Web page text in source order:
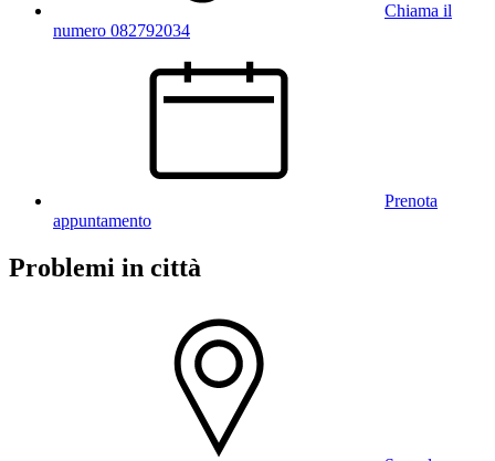
Chiama il
numero 082792034
Prenota
appuntamento
Problemi in città